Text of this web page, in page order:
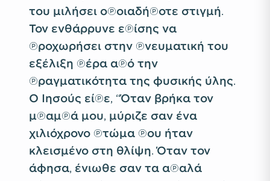
του μιλήσει οποιαδήποτε στιγμή.
Τον ενθάρρυνε επίσης να
προχωρήσει στην πνευματική του
εξέλιξη πέρα από την
πραγματικότητα της φυσικής ύλης.
Ο Ιησούς είπε, “Όταν βρήκα τον
μπαμπά μου, μύριζε σαν ένα
χιλιόχρονο πτώμα που ήταν
κλεισμένο στη θλίψη. Όταν τον
άφησα, ένιωθε σαν τα απαλά